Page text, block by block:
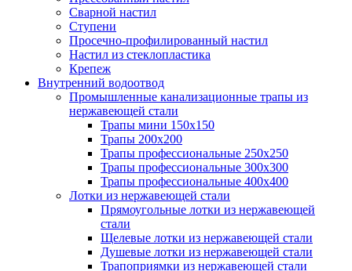
Сварной настил
Ступени
Просечно-профилированный настил
Настил из стеклопластика
Крепеж
Внутренний водоотвод
Промышленные канализационные трапы из
нержавеющей стали
Трапы мини 150х150
Трапы 200х200
Трапы профессиональные 250х250
Трапы профессиональные 300х300
Трапы профессиональные 400х400
Лотки из нержавеющей стали
Прямоугольные лотки из нержавеющей
стали
Щелевые лотки из нержавеющей стали
Душевые лотки из нержавеющей стали
Трапоприямки из нержавеющей стали